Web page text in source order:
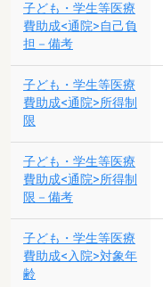
子ども・学生等医療
費助成<通院>自己負
担－備考
子ども・学生等医療
費助成<通院>所得制
限
子ども・学生等医療
費助成<通院>所得制
限－備考
子ども・学生等医療
費助成<入院>対象年
齢